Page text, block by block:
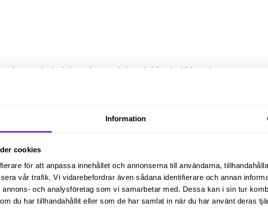
Information
cookies
för att anpassa innehållet och annonserna till användarna,
vår trafik. Vi vidarebefordrar även sådana identifierare och annan
och analysföretag som vi samarbetar med. Dessa kan i sin tur
du har tillhandahållit eller som de har samlat in när du har använt deras
och kan jobba heltid under
i Skärholmen, Stockholm. Du kommer att bli anställd
och utöver det kommer du även att få
posthantering och andra enklare administrativa
i hanteringen av kundinbetalningar.
av leverantörsreskontra och som är intresserad av